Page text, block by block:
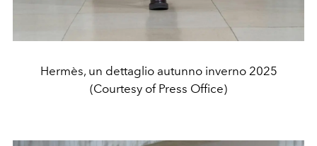
Hermès, un dettaglio autunno inverno 2025
(Courtesy of Press Office)